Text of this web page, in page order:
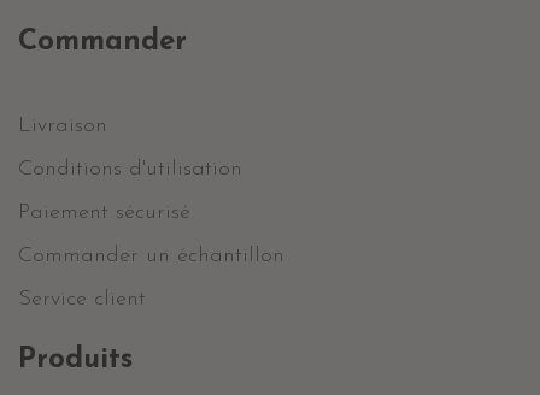
Commander
Livraison
Conditions d'utilisation
Paiement sécurisé
Commander un échantillon
Service client
Produits